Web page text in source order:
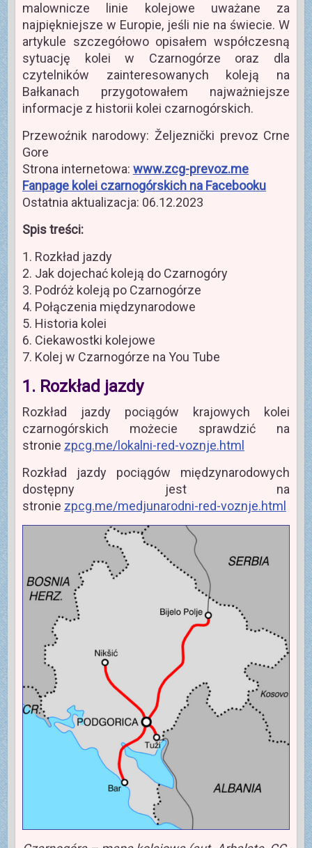
malownicze linie kolejowe uważane za
najpiękniejsze w Europie, jeśli nie na świecie. W
artykule szczegółowo opisałem współczesną
sytuację kolei w Czarnogórze oraz dla
czytelników zainteresowanych koleją na
Bałkanach przygotowałem najważniejsze
informacje z historii kolei czarnogórskich.
Przewoźnik narodowy: Željeznički prevoz Crne
Gore
Strona internetowa: www.zcg-prevoz.me
Fanpage kolei czarnogórskich na Facebooku
Ostatnia aktualizacja: 06.12.2023
Spis treści:
1. Rozkład jazdy
2. Jak dojechać koleją do Czarnogóry
3. Podróż koleją po Czarnogórze
4. Połączenia międzynarodowe
5. Historia kolei
6. Ciekawostki kolejowe
7. Kolej w Czarnogórze na You Tube
1. Rozkład jazdy
Rozkład jazdy pociągów krajowych kolei
czarnogórskich możecie sprawdzić na
stronie zpcg.me/lokalni-red-voznje.html
Rozkład jazdy pociągów międzynarodowych
dostępny jest na
stronie zpcg.me/medjunarodni-red-voznje.html